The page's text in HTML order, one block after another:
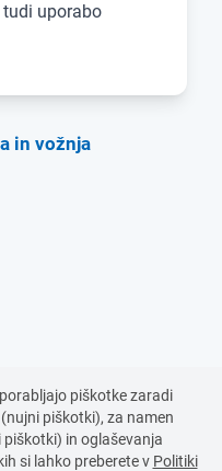
uporabo
in vožnja
piškotke zaradi
piškotki), za namen
in oglaševanja
si lahko preberete v Politiki